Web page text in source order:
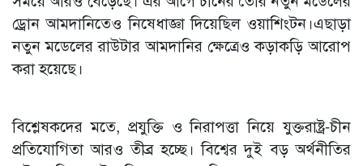
ড্রোন আমদানিতেও নিষেধাজ্ঞা দিয়েছিল ওয়াশিংটন।এছাড়া
নতুন মডেলের রাউটার আমদানির ক্ষেত্রেও কড়াকড়ি আরোপ
করা হয়েছে।
বিশ্লেষকদের মতে, প্রযুক্তি ও নিরাপত্তা নিয়ে যুক্তরাষ্ট্র-চীন
প্রতিযোগিতা আরও তীব্র হচ্ছে। বিশ্বের দুই বড় অর্থনীতির